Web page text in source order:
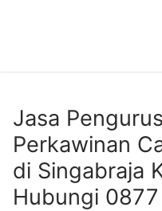
Jasa
Perkawinan
di Singabraja
Hubungi